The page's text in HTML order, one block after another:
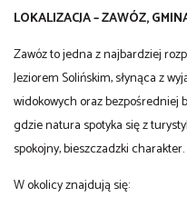
LOKALIZACJA – ZAWÓZ,
Zawóz to jedna z najbardziej
Jeziorem Solińskim, słynąca z
widokowych oraz bezpośredniej
gdzie natura spotyka się z
spokojny, bieszczadzki charakter.
W okolicy znajdują się: